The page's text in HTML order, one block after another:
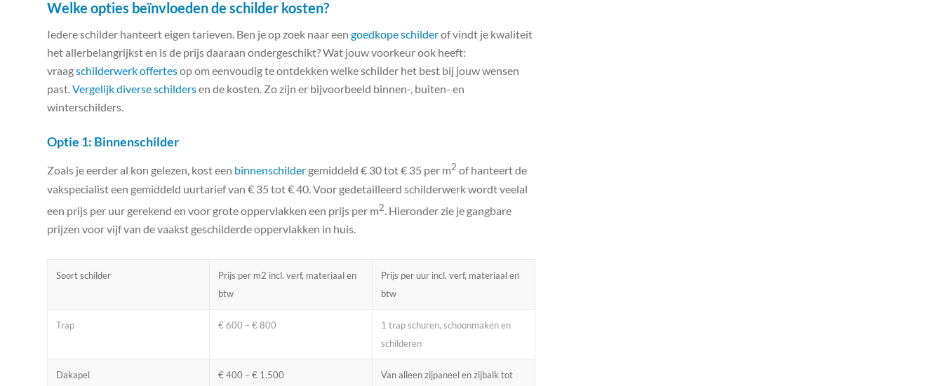
Welke opties beïnvloeden de schilder kosten?
Iedere schilder hanteert eigen tarieven. Ben je op zoek naar een goedkope schilderof vindt je kwaliteit
het allerbelangrijkst en is de prijs daaraan ondergeschikt? Wat jouw voorkeur ook heeft:
vraagschilderwerk offertesop om eenvoudig te ontdekken welke schilder het best bij jouw wensen
past. Vergelijk diverse schildersen de kosten. Zo zijn er bijvoorbeeld binnen-, buiten- en
winterschilders.
Optie 1: Binnenschilder
Zoals je eerder al kon gelezen, kost een binnenschilder gemiddeld € 30 tot € 35 per m2 of hanteert de
vakspecialist een gemiddeld uurtarief van € 35 tot € 40. Voor gedetailleerd schilderwerk wordt veelal
een prijs per uur gerekend en voor grote oppervlakken een prijs per m2. Hieronder zie je gangbare
prijzen voor vijf van de vaakst geschilderde oppervlakken in huis.
Soort schilder
Prijs per m2 incl. verf, materiaal en
btw
Prijs per uur incl. verf, materiaal en
btw
Trap € 600 – € 800
1 trap schuren, schoonmaken en
schilderen
Dakapel € 400 – € 1.500
Van alleen zijpaneel en zijbalk tot